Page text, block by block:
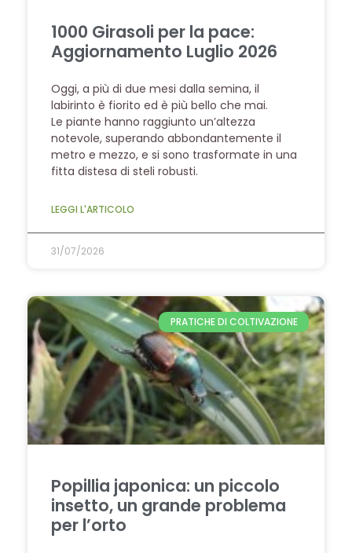
1000 Girasoli per la pace:
Aggiornamento Luglio 2026
Oggi, a più di due mesi dalla semina, il
labirinto è fiorito ed è più bello che mai.
Le piante hanno raggiunto un’altezza
notevole, superando abbondantemente il
metro e mezzo, e si sono trasformate in una
fitta distesa di steli robusti.
LEGGI L'ARTICOLO
31/07/2026
PRATICHE DI COLTIVAZIONE
Popillia japonica: un piccolo
insetto, un grande problema
per l’orto